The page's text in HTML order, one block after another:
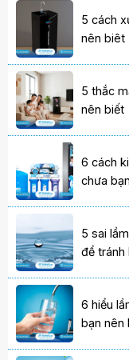
5 cách
nên biêt
5 thắc
nên biết
6 cách
chưa
5 sai
để tránh
6 hiểu
bạn nên